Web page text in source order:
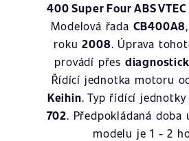
400 Super Four ABS
Modelová řada CB400A8
roku2008. Úprava
provádí přes
Řídící jednotka motoru
Keihin. Typ řídící
702. Předpokládaná doba
modelu je 1 - 2